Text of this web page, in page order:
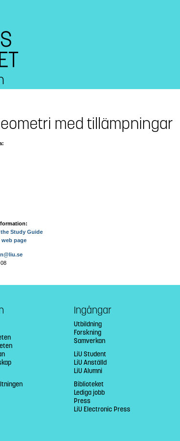
med tillämpningar
Study Guide
web page
Ingångar
Utbildning
Forskning
Samverkan
LiU Student
LiU Anställd
LiU Alumni
Biblioteket
Lediga jobb
Press
LiU Electronic Press